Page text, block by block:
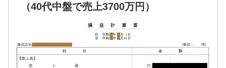
（40代中盤で売上3700万円）